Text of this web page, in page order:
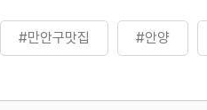
#만안구맛집 #안양